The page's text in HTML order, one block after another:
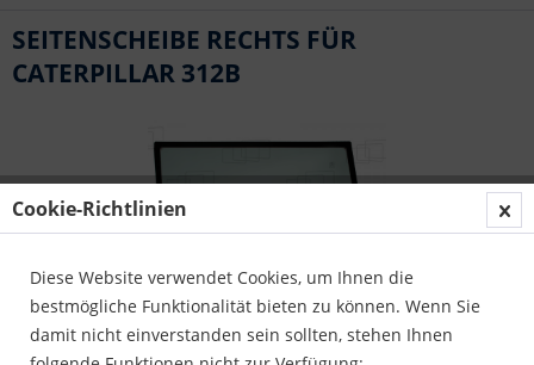
SEITENSCHEIBE RECHTS FÜR
CATERPILLAR 312B
Cookie-Richtlinien
Diese Website verwendet Cookies, um Ihnen die
bestmögliche Funktionalität bieten zu können. Wenn Sie
damit nicht einverstanden sein sollten, stehen Ihnen